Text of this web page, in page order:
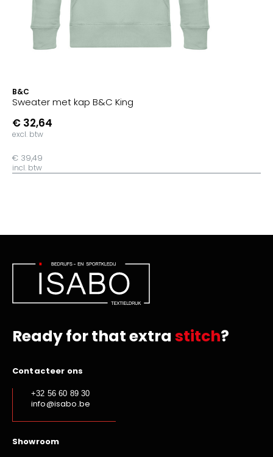
B&C
Sweater met kap B&C King
€ 32,64
excl. btw
€ 39,49
incl. btw
Ready for that extra stitch?
Contacteer ons
+32 56 60 89 30
info@isabo.be
Showroom